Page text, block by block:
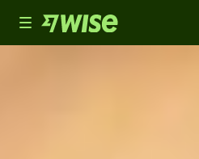
Toggle
navigation